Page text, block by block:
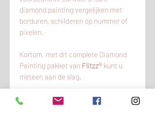
diamond painting vergelijken met
borduren, schilderen op nummer of
pixelen.
Kortom, met dit complete Diamond
Painting pakket van Flitzz® kunt u
meteen aan de slag.
KLANTENSERVICE